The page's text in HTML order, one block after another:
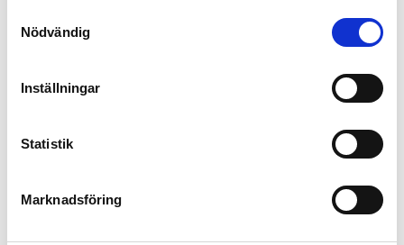
Nödvändig
Inställningar
Statistik
Marknadsföring
se nedanstående kontaktuppgifter:
eller avtalsfrågor eller
när det gäller e-handel.
Läs mer om upphandling och e-handel på RSG
Organisationsnummer